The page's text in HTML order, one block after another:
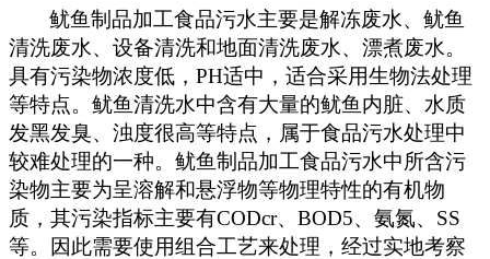
鱿鱼制品加工食品污水主要是解冻废水、鱿鱼
清洗废水、设备清洗和地面清洗废水、漂煮废水。
具有污染物浓度低，PH适中，适合采用生物法处理
等特点。鱿鱼清洗水中含有大量的鱿鱼内脏、水质
发黑发臭、浊度很高等特点，属于食品污水处理中
较难处理的一种。鱿鱼制品加工食品污水中所含污
染物主要为呈溶解和悬浮物等物理特性的有机物
质，其污染指标主要有CODcr、BOD5、氨氮、SS
等。因此需要使用组合工艺来处理，经过实地考察